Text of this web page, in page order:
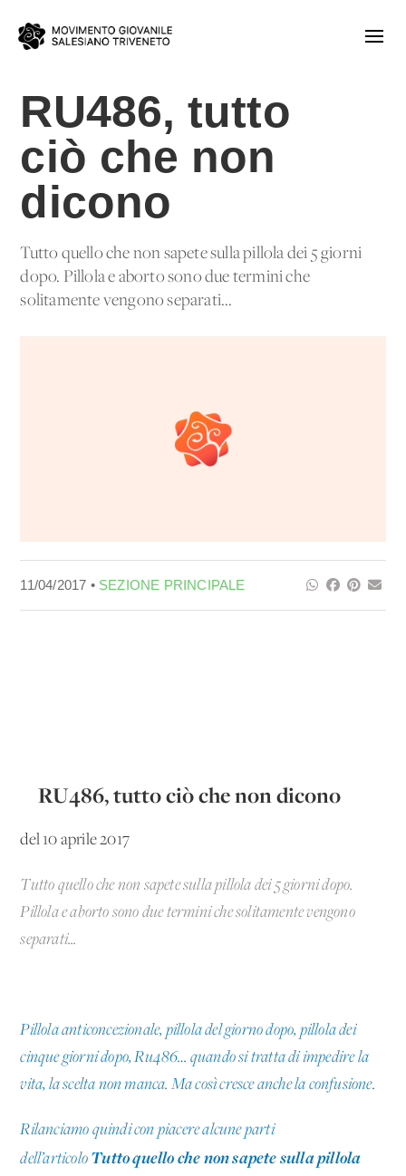
RU486, tutto
ciò che non
dicono
Tutto quello che non sapete sulla pillola dei 5 giorni
dopo. Pillola e aborto sono due termini che
solitamente vengono separati...
11/04/2017 • SEZIONE PRINCIPALE
RU486, tutto ciò che non dicono
del 10 aprile 2017
Tutto quello che non sapete sulla pillola dei 5 giorni dopo.
Pillola e aborto sono due termini che solitamente vengono
separati...
Pillola anticoncezionale, pillola del giorno dopo, pillola dei
cinque giorni dopo, Ru486… quando si tratta di impedire la
vita, la scelta non manca. Ma così cresce anche la confusione.
Rilanciamo quindi con piacere alcune parti
dell’articolo Tutto quello che non sapete sulla pillola